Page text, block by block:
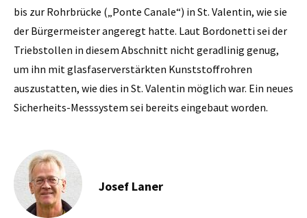
bis zur Rohrbrücke („Ponte Canale“) in St. Valentin, wie sie
der Bürgermeister angeregt hatte. Laut Bordonetti sei der
Triebstollen in diesem Abschnitt nicht geradlinig genug,
um ihn mit glasfaserverstärkten Kunststoffrohren
auszustatten, wie dies in St. Valentin möglich war. Ein neues
Sicherheits-Messsystem sei bereits eingebaut worden.
Josef Laner